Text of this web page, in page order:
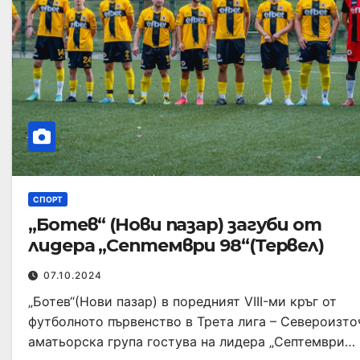
СПОРТ
„Ботев“ (Нови пазар) загуби от
лидера „Септември 98“(Тервел)
07.10.2024
„Ботев“(Нови пазар) в поредният VIII-ми кръг от
футболното първенство в Трета лига –
аматьорска група гостува на лидера „Септември…